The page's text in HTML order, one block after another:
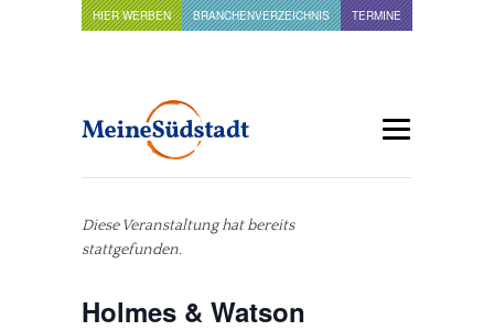
HIER WERBEN BRANCHENVERZEICHNIS TERMINE
Diese Veranstaltung hat bereits
stattgefunden.
Holmes & Watson